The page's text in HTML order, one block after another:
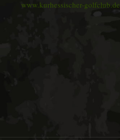
www.kurhessischer-golfclub.de